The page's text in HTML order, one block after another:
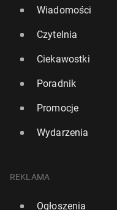
Wiadomości
Czytelnia
Ciekawostki
Poradnik
Promocje
Wydarzenia
REKLAMA
Ogłoszenia